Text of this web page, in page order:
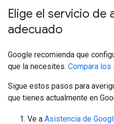
Elige el servicio de
adecuado
Google recomienda que
que la necesites. Compara
Sigue estos pasos para
que tienes actualmente en
Ve a Asistencia de